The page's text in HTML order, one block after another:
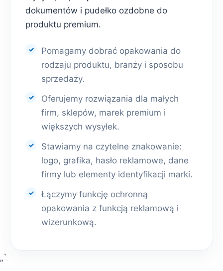
dokumentów i pudełko ozdobne do
produktu premium.
Pomagamy dobrać opakowania do
rodzaju produktu, branży i sposobu
sprzedaży.
Oferujemy rozwiązania dla małych
firm, sklepów, marek premium i
większych wysyłek.
Stawiamy na czytelne znakowanie:
logo, grafika, hasło reklamowe, dane
firmy lub elementy identyfikacji marki.
Łączymy funkcję ochronną
opakowania z funkcją reklamową i
wizerunkową.
„`